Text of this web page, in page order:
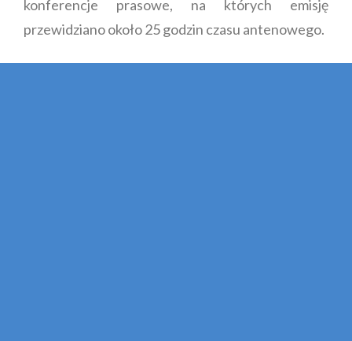
konferencje prasowe, na których emisję
przewidziano około 25 godzin czasu antenowego.